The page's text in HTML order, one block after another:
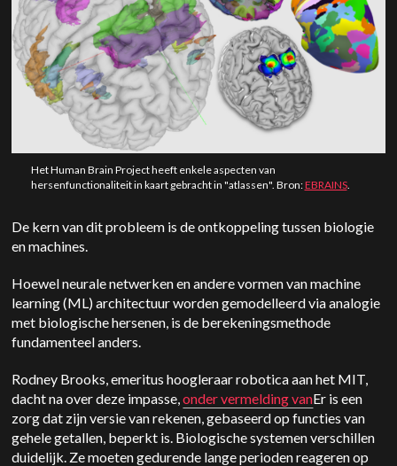
Het Human Brain Project heeft enkele aspecten van
hersenfunctionaliteit in kaart gebracht in "atlassen". Bron:EBRAINS.
De kern van dit probleem is de ontkoppeling tussen biologie
en machines.
Hoewel neurale netwerken en andere vormen van machine
learning (ML) architectuur worden gemodelleerd via analogie
met biologische hersenen, is de berekeningsmethode
fundamenteel anders.
Rodney Brooks, emeritus hoogleraar robotica aan het MIT,
dacht na over deze impasse,onder vermelding vanEr is een
zorg dat zijn versie van rekenen, gebaseerd op functies van
gehele getallen, beperkt is. Biologische systemen verschillen
duidelijk. Ze moeten gedurende lange perioden reageren op